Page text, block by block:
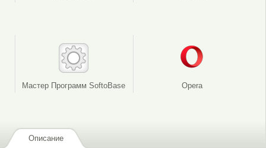
Мастер Программ SoftoBase Opera
Описание